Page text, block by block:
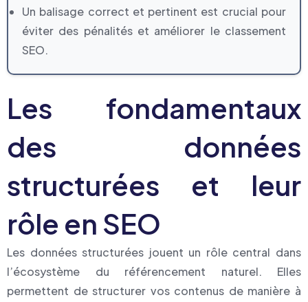
Un balisage correct et pertinent est crucial pour
éviter des pénalités et améliorer le classement
SEO.
Les fondamentaux
des données
structurées et leur
rôle en SEO
Les données structurées jouent un rôle central dans
l’écosystème du référencement naturel. Elles
permettent de structurer vos contenus de manière à